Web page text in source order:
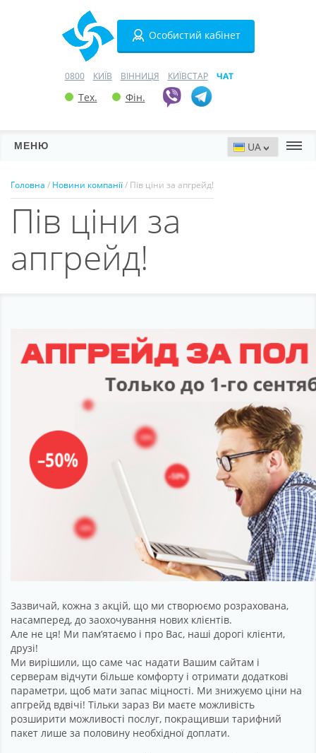
Особистий кабінет
0800 КИЇВ ВІННИЦЯ КИЇВСТАР ЧАТ
Тех. Фін.
МЕНЮ
Домени
VPN
Підтримка
Головна / Новини компанії/ Пів ціни за апгрейд!
Пів ціни за
апгрейд!
Зазвичай, кожна з акцій, що ми створюємо розрахована,
насамперед, до заохочування нових клієнтів.
Але не ця! Ми пам’ятаємо і про Вас, наші дорогі клієнти,
друзі!
Ми вирішили, що саме час надати Вашим сайтам і
серверам відчути більше комфорту і отримати додаткові
параметри, щоб мати запас міцності. Ми знижуємо ціни на
апгрейд вдвічі! Тільки зараз Ви маєте можливість
розширити можливості послуг, покращивши тарифний
пакет лише за половину необхідної доплати.